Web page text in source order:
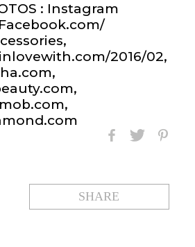
: Instagram
2016/02,
SHARE